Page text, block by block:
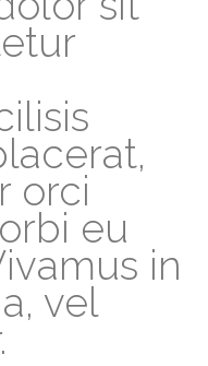
orci
eu
in
vel